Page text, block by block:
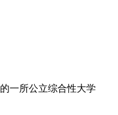
一所公立综合性大学